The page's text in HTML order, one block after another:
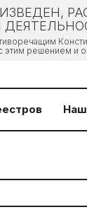
этим решением и